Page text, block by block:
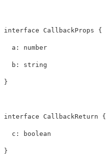
interface CallbackProps {
a : number
b : string
}
interface CallbackReturn {
c : boolean
}